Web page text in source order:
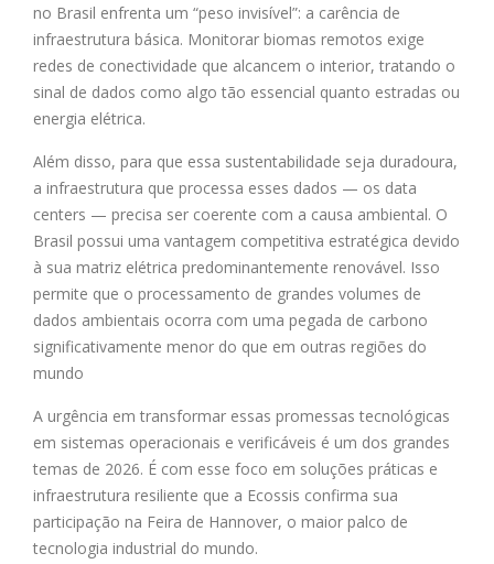
no Brasil enfrenta um “peso invisível”: a carência de
infraestrutura básica. Monitorar biomas remotos exige
redes de conectividade que alcancem o interior, tratando o
sinal de dados como algo tão essencial quanto estradas ou
energia elétrica.
Além disso, para que essa sustentabilidade seja duradoura,
a infraestrutura que processa esses dados — os data
centers — precisa ser coerente com a causa ambiental. O
Brasil possui uma vantagem competitiva estratégica devido
à sua matriz elétrica predominantemente renovável. Isso
permite que o processamento de grandes volumes de
dados ambientais ocorra com uma pegada de carbono
significativamente menor do que em outras regiões do
mundo
A urgência em transformar essas promessas tecnológicas
em sistemas operacionais e verificáveis é um dos grandes
temas de 2026. É com esse foco em soluções práticas e
infraestrutura resiliente que a Ecossis confirma sua
participação na Feira de Hannover, o maior palco de
tecnologia industrial do mundo.